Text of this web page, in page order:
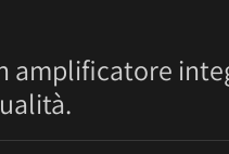
amplificatore